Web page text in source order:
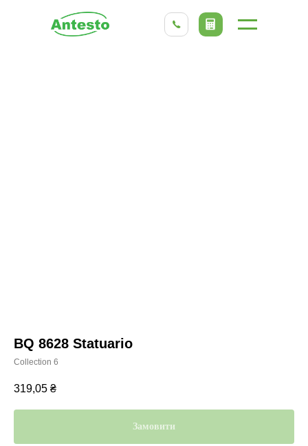
BQ 8628 Statuario
Collection 6
319,05 ₴
Замовити